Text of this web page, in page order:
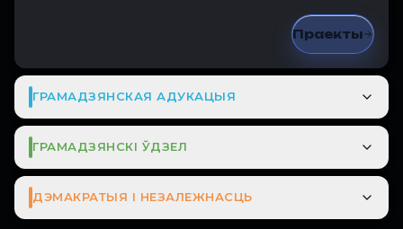
Праекты
ГРАМАДЗЯНСКАЯ АДУКАЦЫЯ
ГРАМАДЗЯНСКІ ЎДЗЕЛ
ДЭМАКРАТЫЯ І НЕЗАЛЕЖНАСЦЬ